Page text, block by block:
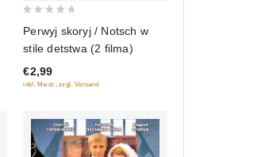
of
5
Perwyj skoryj / Notsch w
stile detstwa (2 filma)
€2,99
inkl. Mwst., zzgl. Versand